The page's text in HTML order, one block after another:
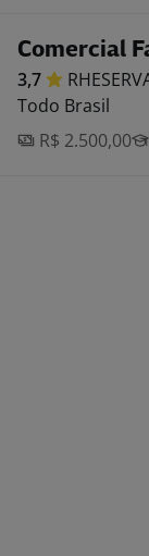
Comercial
3,7
Todo Brasil
R$ 2.500,00